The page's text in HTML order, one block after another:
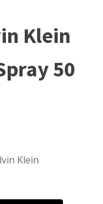
Klein
50
Klein